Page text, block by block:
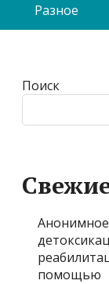
Разное
Поиск
Анонимное
помощью